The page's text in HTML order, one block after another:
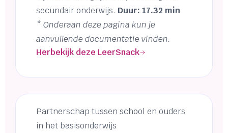
secundair onderwijs. Duur: 17.32 min
* Onderaan deze pagina kun je
aanvullende documentatie vinden.
Herbekijk deze LeerSnack
Partnerschap tussen school en ouders
in het basisonderwijs